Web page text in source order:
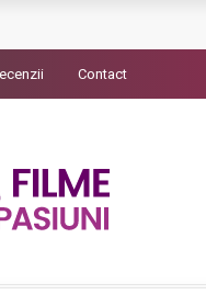
din Pristina
– Justitiarii literaturii
de la final
Contact